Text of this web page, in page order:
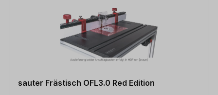
sauter Frästisch OFL3.0 Red Edition